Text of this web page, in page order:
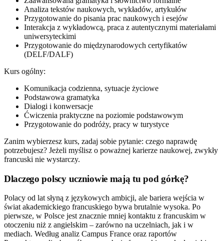
Analiza tekstów naukowych, wykładów, artykułów
Przygotowanie do pisania prac naukowych i esejów
Interakcja z wykładowcą, praca z autentycznymi materiałami
uniwersyteckimi
Przygotowanie do międzynarodowych certyfikatów
(DELF/DALF)
Kurs ogólny:
Komunikacja codzienna, sytuacje życiowe
Podstawowa gramatyka
Dialogi i konwersacje
Ćwiczenia praktyczne na poziomie podstawowym
Przygotowanie do podróży, pracy w turystyce
Zanim wybierzesz kurs, zadaj sobie pytanie: czego naprawdę
potrzebujesz? Jeżeli myślisz o poważnej karierze naukowej, zwykły
francuski nie wystarczy.
Dlaczego polscy uczniowie mają tu pod górkę?
Polacy od lat słyną z językowych ambicji, ale bariera wejścia w
świat akademickiego francuskiego bywa brutalnie wysoka. Po
pierwsze, w Polsce jest znacznie mniej kontaktu z francuskim w
otoczeniu niż z angielskim – zarówno na uczelniach, jak i w
mediach. Według analiz Campus France oraz raportów